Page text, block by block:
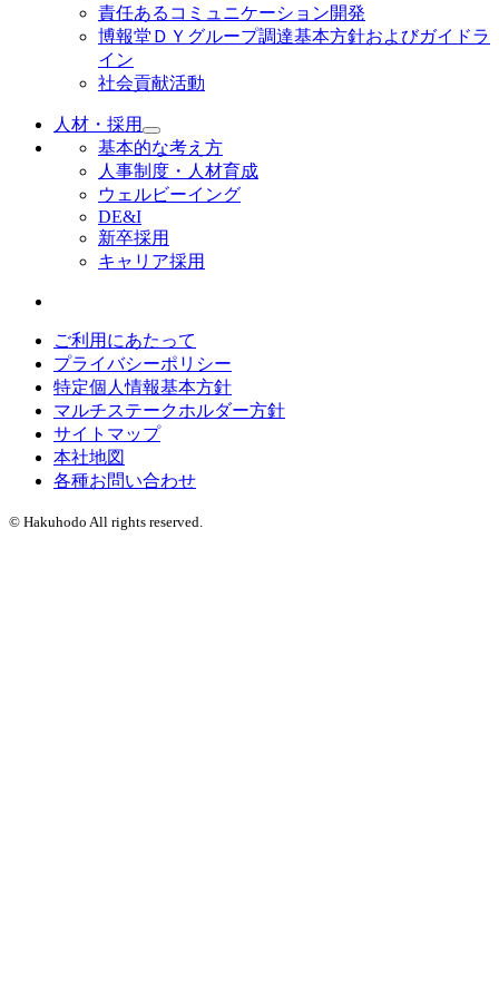
責任あるコミュニケーション開発
博報堂ＤＹグループ調達基本方針およびガイドラ
イン
社会貢献活動
人材・採用
基本的な考え方
人事制度・人材育成
ウェルビーイング
DE&I
新卒採用
キャリア採用
ご利用にあたって
プライバシーポリシー
特定個人情報基本方針
マルチステークホルダー方針
サイトマップ
本社地図
各種お問い合わせ
© Hakuhodo All rights reserved.